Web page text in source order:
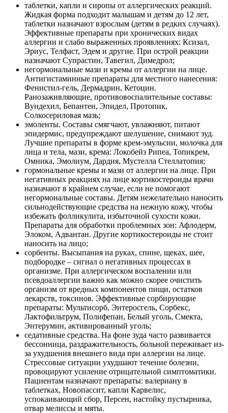
таблетки, капли и сиропы от аллергических реакций.
Жидкая форма подходит малышам и детям до 12 лет,
таблетки назначают взрослым (детям в редких случаях).
Эффективные препараты при хронических видах
аллергии и слабо выраженных проявлениях: Ксизал,
Эриус, Телфаст, Эдем и другие. При острой реакции
назначают Супрастин, Тавегил, Димедрол;
негормональные мази и кремы от аллергии на лице.
Антигистаминные препараты для местного нанесения:
Фенистил-гель, Дермадрин, Кетоцин.
Ранозаживляющие, противовоспалительные составы:
Вундехил, Бепантен, Эпидел, Протопик,
Солкосериловая мазь;
эмоленты. Составы смягчают, увлажняют, питают
эпидермис, предупреждают шелушение, снимают зуд.
Лучшие препараты в форме крем-эмульсии, молочка для
лица и тела, мази, крема: Локобейз Рипеа, Топикрем,
Омника, Эмолиум, Дардия, Мустелла Стеллатопия;
гормональные кремы и мази от аллергии на лице. При
негативных реакциях на лице кортикостероиды врачи
назначают в крайнем случае, если не помогают
негормональные составы. Детям нежелательно наносить
сильнодействующие средства на нежную кожу, чтобы
избежать фолликулита, избыточной сухости кожи.
Препараты для обработки проблемных зон: Афлодерм,
Элоком, Адвантан. Другие кортикостероиды не стоит
наносить на лицо;
сорбенты. Высыпания на руках, спине, щеках, шее,
подбородке – сигнал о негативных процессах в
организме. При аллергическом воспалении или
псевдоаллергии важно как можно скорее очистить
организм от вредных компонентов пищи, остатков
лекарств, токсинов. Эффективные сорбирующие
препараты: Мультисорб, Энтеросгель, Сорбекс,
Лактофильтрум, Полифепан, Белый уголь, Смекта,
Энтерумин, активированный уголь;
седативные средства. На фоне зуда часто развивается
бессонница, раздражительность, больной переживает из-
за ухудшения внешнего вида при аллергии на лице.
Стрессовые ситуации ухудшают течение болезни,
провоцируют усиление отрицательной симптоматики.
Пациентам назначают препараты: валериану в
таблетках, Новопассит, капли Карвелис,
успокаивающий сбор, Персен, настойку пустырника,
отвар мелиссы и мяты.